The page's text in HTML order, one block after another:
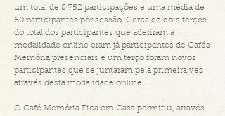
um total de 8.752 participações e uma média de
60 participantes por sessão. Cerca de dois terços
do total dos participantes que aderiram à
modalidade online eram já participantes de Cafés
Memória presenciais e um terço foram novos
participantes que se juntaram pela primeira vez
através desta modalidade online.
O Café Memória Fica em Casa permitiu, através